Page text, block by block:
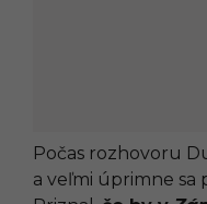
Počas rozhovoru
a veľmi úprimne sa